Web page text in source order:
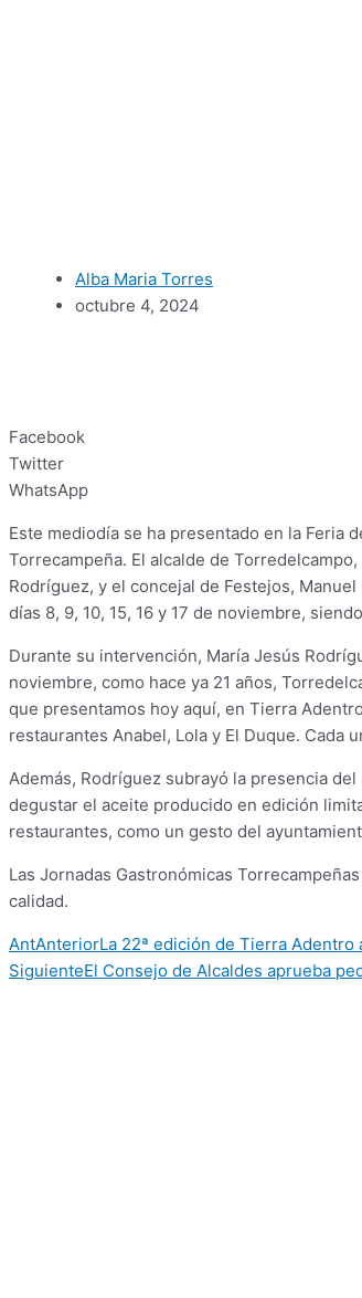
Alba Maria Torres
octubre 4, 2024
Facebook
Twitter
WhatsApp
Este mediodía se ha presentado en la Feria
Torrecampeña. El alcalde de
Rodríguez, y el concejal de Festejos,
días 8, 9, 10, 15, 16 y 17 de noviembre,
Durante su intervención, María Jesús
noviembre, como hace ya 21 años,
que presentamos hoy aquí, en Tierra
restaurantes Anabel, Lola y El Duque.
Además, Rodríguez subrayó la presencia
degustar el aceite producido en edición
restaurantes, como un gesto del
Las Jornadas Gastronómicas
calidad.
AntAnteriorLa 22ª edición de Tierra
SiguienteEl Consejo de Alcaldes aprueba